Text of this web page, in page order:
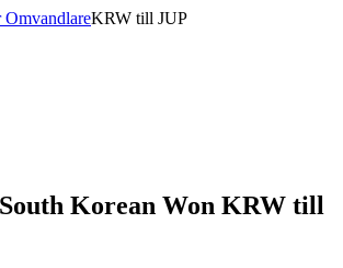
KRW till JUP
Korean Won KRW till